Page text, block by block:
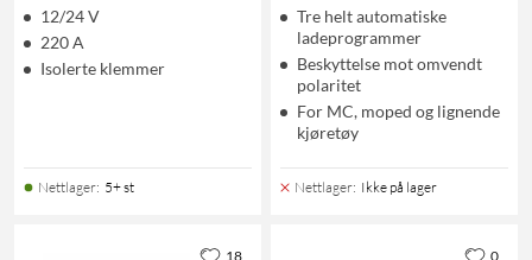
12/24 V
220 A
Isolerte klemmer
Nettlager: 5+ st
Tre helt automatiske
ladeprogrammer
Beskyttelse mot omvendt
polaritet
For MC, moped og lignende
kjøretøy
Nettlager: Ikke på lager
18 0